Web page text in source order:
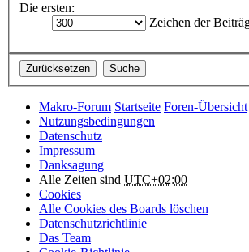
Die ersten:
Zeichen der
Makro-Forum Startseite Foren-Übersicht
Nutzungsbedingungen
Datenschutz
Impressum
Danksagung
Alle Zeiten sind UTC+02:00
Cookies
Alle Cookies des Boards löschen
Datenschutzrichtlinie
Das Team